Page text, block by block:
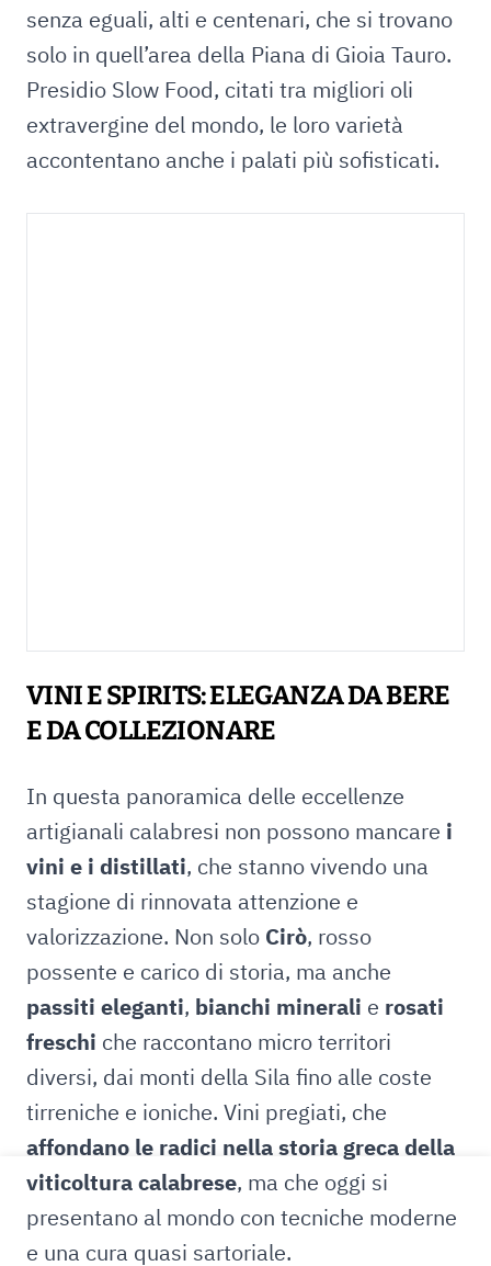
senza eguali, alti e centenari, che si trovano
solo in quell’area della Piana di Gioia Tauro.
Presidio Slow Food, citati tra migliori oli
extravergine del mondo, le loro varietà
accontentano anche i palati più sofisticati.
VINI E SPIRITS: ELEGANZA DA BERE
E DA COLLEZIONARE
In questa panoramica delle eccellenze
artigianali calabresi non possono mancare i
vini e i distillati, che stanno vivendo una
stagione di rinnovata attenzione e
valorizzazione. Non solo Cirò, rosso
possente e carico di storia, ma anche
passiti eleganti, bianchi minerali e rosati
freschi che raccontano micro territori
diversi, dai monti della Sila fino alle coste
tirreniche e ioniche. Vini pregiati, che
affondano le radici nella storia greca della
viticoltura calabrese, ma che oggi si
presentano al mondo con tecniche moderne
e una cura quasi sartoriale.